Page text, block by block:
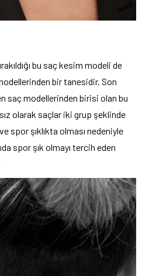
bu saç kesim modeli de
bir tanesidir. Son
saç modellerinden birisi olan bu
olarak saçlar iki grup şeklinde
spor şıklıkta olması nedeniyle
spor şık olmayı tercih eden